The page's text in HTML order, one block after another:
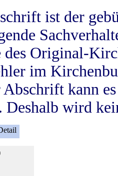
ist der
Original-
im
kann
Deshalb wird